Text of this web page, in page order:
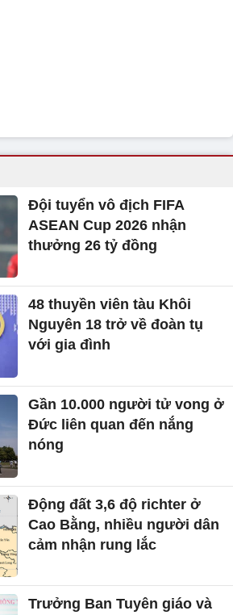
Đội tuyển vô địch FIFA
ASEAN Cup 2026 nhận
thưởng 26 tỷ đồng
48 thuyền viên tàu Khôi
Nguyên 18 trở về đoàn tụ
với gia đình
Gần 10.000 người tử vong ở
Đức liên quan đến nắng
nóng
Động đất 3,6 độ richter ở
Cao Bằng, nhiều người dân
cảm nhận rung lắc
Trưởng Ban Tuyên giáo và